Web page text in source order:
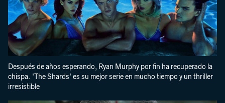
Después de años esperando, Ryan Murphy por fin ha recuperado la
chispa. 'The Shards' es su mejor serie en mucho tiempo y un thriller
irresistible